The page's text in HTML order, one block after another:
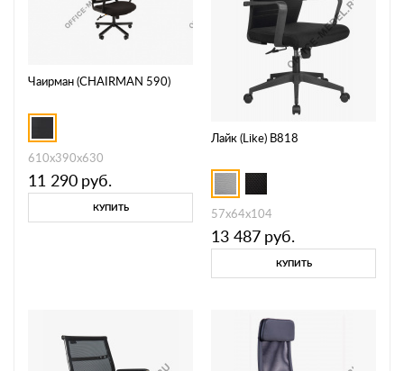
Чаирман (CHAIRMAN 590)
610х390х630
11 290 руб.
КУПИТЬ
Лайк (Like) B818
57х64х104
13 487 руб.
КУПИТЬ